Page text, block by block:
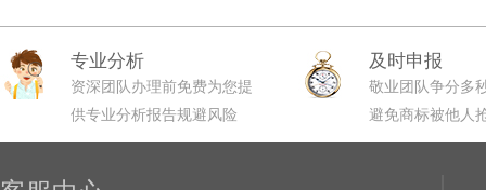
专业分析
资深团队办理前免费为您提
供专业分析报告规避风险
及时申报
敬业团队争分多
避免商标被他人